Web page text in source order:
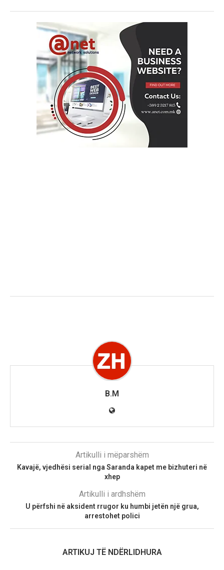
B.M
Artikulli i mëparshëm
Kavajë, vjedhësi serial nga Saranda kapet me bizhuteri në
xhep
Artikulli i ardhshëm
U përfshi në aksident rrugor ku humbi jetën një grua,
arrestohet polici
ARTIKUJ TË NDËRLIDHURA